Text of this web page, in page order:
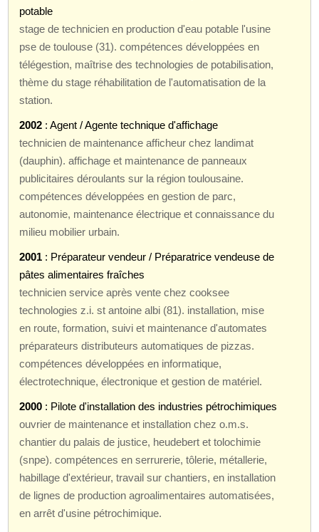
potable
stage de technicien en production d'eau potable l'usine
pse de toulouse (31). compétences développées en
télégestion, maîtrise des technologies de potabilisation,
thème du stage réhabilitation de l'automatisation de la
station.
2002 : Agent / Agente technique d'affichage
technicien de maintenance afficheur chez landimat
(dauphin). affichage et maintenance de panneaux
publicitaires déroulants sur la région toulousaine.
compétences développées en gestion de parc,
autonomie, maintenance électrique et connaissance du
milieu mobilier urbain.
2001 : Préparateur vendeur / Préparatrice vendeuse de
pâtes alimentaires fraîches
technicien service après vente chez cooksee
technologies z.i. st antoine albi (81). installation, mise
en route, formation, suivi et maintenance d'automates
préparateurs distributeurs automatiques de pizzas.
compétences développées en informatique,
électrotechnique, électronique et gestion de matériel.
2000 : Pilote d'installation des industries pétrochimiques
ouvrier de maintenance et installation chez o.m.s.
chantier du palais de justice, heudebert et tolochimie
(snpe). compétences en serrurerie, tôlerie, métallerie,
habillage d'extérieur, travail sur chantiers, en installation
de lignes de production agroalimentaires automatisées,
en arrêt d'usine pétrochimique.